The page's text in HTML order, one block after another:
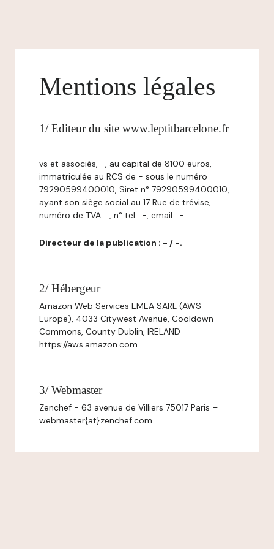
Mentions légales
1/ Editeur du site www.leptitbarcelone.fr
vs et associés, -, au capital de 8100 euros,
immatriculée au RCS de - sous le numéro
79290599400010, Siret n° 79290599400010,
ayant son siège social au 17 Rue de trévise,
numéro de TVA : ., n° tel : -, email : -
Directeur de la publication : - / -.
2/ Hébergeur
Amazon Web Services EMEA SARL (AWS
Europe), 4033 Citywest Avenue, Cooldown
Commons, County Dublin, IRELAND
https://aws.amazon.com
3/ Webmaster
Zenchef - 63 avenue de Villiers 75017 Paris –
webmaster{at}zenchef.com